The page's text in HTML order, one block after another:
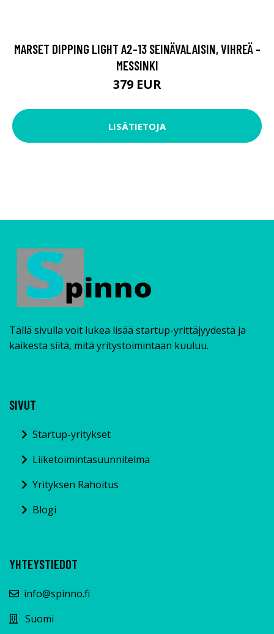
MARSET DIPPING LIGHT A2-13 SEINÄVALAISIN, VIHREÄ -
MESSINKI
379 EUR
LISÄTIETOJA
Tällä sivulla voit lukea lisää startup-yrittäjyydestä ja
kaikesta siitä, mitä yritystoimintaan kuuluu.
SIVUT
Startup-yritykset
Liiketoimintasuunnitelma
Yrityksen Rahoitus
Blogi
YHTEYSTIEDOT
info@spinno.fi
Suomi